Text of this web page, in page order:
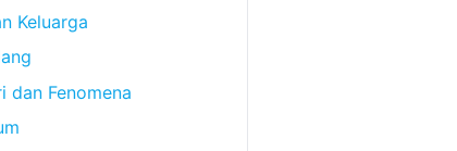
Keluarga
dan Fenomena